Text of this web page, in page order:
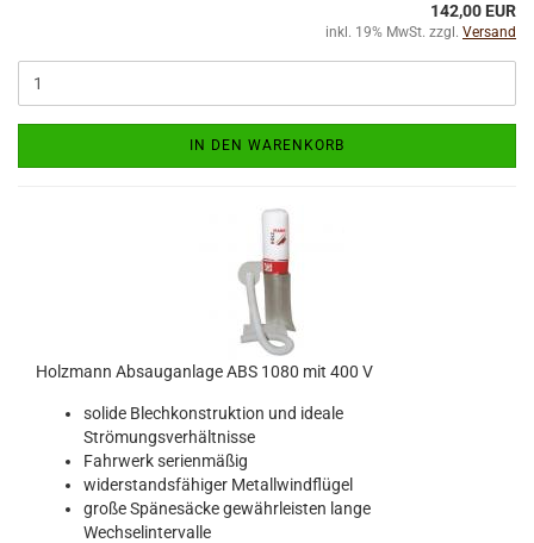
142,00 EUR
inkl. 19% MwSt. zzgl. Versand
IN DEN WARENKORB
Holzmann Absauganlage ABS 1080 mit 400 V
solide Blechkonstruktion und ideale
Strömungsverhältnisse
Fahrwerk serienmäßig
widerstandsfähiger Metallwindflügel
große Spänesäcke gewährleisten lange
Wechselintervalle